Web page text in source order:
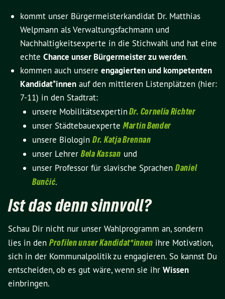
kommt unser Bürgermeisterkandidat Dr. Matthias
Welpmann als Verwaltungsfachmann und
Nachhaltigkeitsexperte in die Stichwahl und hat eine
echte Chance unser Bürgermeister zu werden.
kommen auch unsere engagierten und kompetenten
Kandidat*innen auf den mittleren Listenplätzen (hier:
7-11) in den Stadtrat:
unsere MobilitätsexpertinDr. Cornelia Richter
unser StädtebauexperteMartin Bender
unsere BiologinDr. Katja Brennan
unser LehrerBela Kassan und
unser Professor für slavische SprachenDaniel
Bunčić.
Ist das denn sinnvoll?
Schau Dir nicht nur unser Wahlprogramm an, sondern
lies in denProfilen unser Kandidat*innen ihre Motivation,
sich in der Kommunalpolitik zu engagieren. So kannst Du
entscheiden, ob es gut wäre, wenn sie ihr Wissen
einbringen.